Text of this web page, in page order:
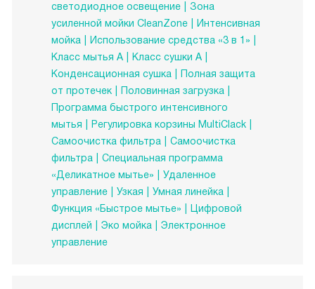
светодиодное освещение
Зона
усиленной мойки CleanZone
Интенсивная
мойка
Использование средства «3 в 1»
Класс мытья A
Класс сушки A
Конденсационная сушка
Полная защита
от протечек
Половинная загрузка
Программа быстрого интенсивного
мытья
Регулировка корзины MultiClack
Самоочистка фильтра
Самоочистка
фильтра
Специальная программа
«Деликатное мытье»
Удаленное
управление
Узкая
Умная линейка
Функция «Быстрое мытье»
Цифровой
дисплей
Эко мойка
Электронное
управление